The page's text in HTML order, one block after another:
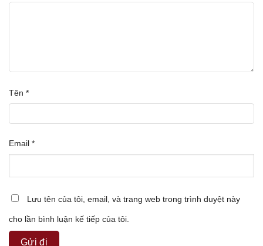
Tên *
Email *
Lưu tên của tôi, email, và trang web trong trình duyệt này
cho lần bình luận kế tiếp của tôi.